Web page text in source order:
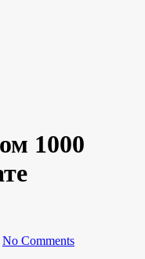
1000
No Comments